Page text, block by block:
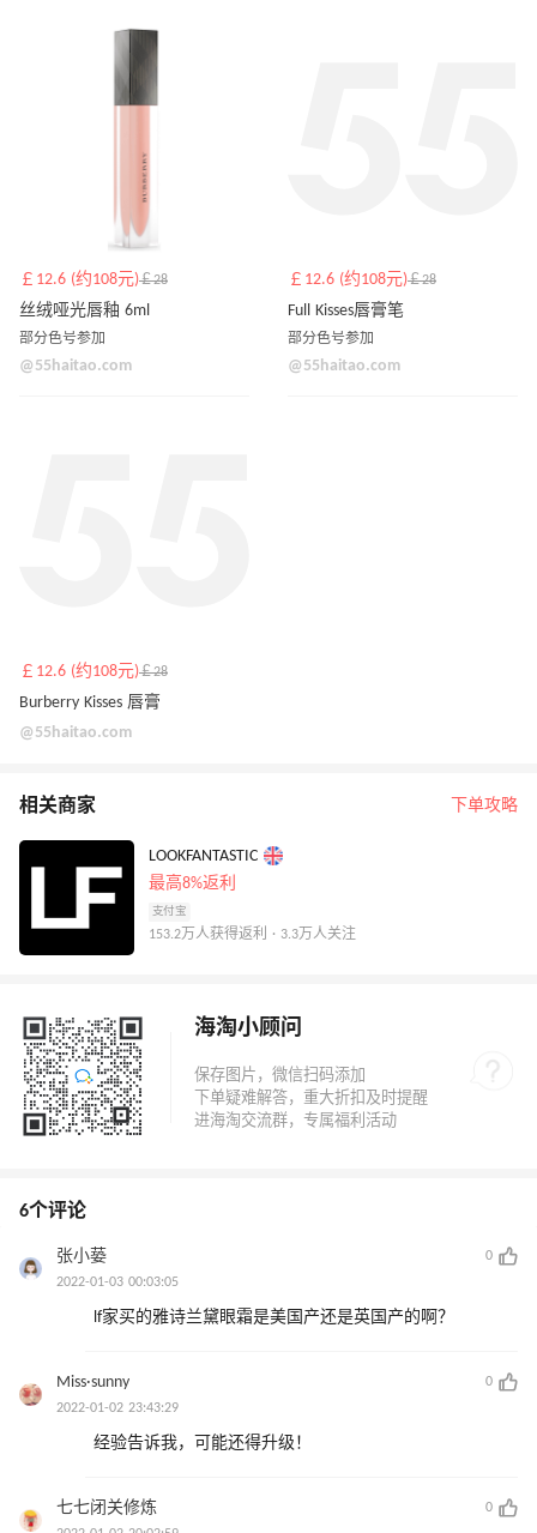
￡12.6 (约108元)￡28
丝绒哑光唇釉 6ml
部分色号参加
@55haitao.com
￡12.6 (约108元)￡28
Full Kisses唇膏笔
部分色号参加
@55haitao.com
￡12.6 (约108元)￡28
Burberry Kisses 唇膏
@55haitao.com
相关商家 下单攻略
LOOKFANTASTIC
最高8%返利
支付宝
153.2万人获得返利 · 3.3万人关注
海淘小顾问
6个评论
张小蒆
0
2022-01-03 00:03:05
lf家买的雅诗兰黛眼霜是美国产还是英国产的啊？
Miss·sunny
0
2022-01-02 23:43:29
经验告诉我，可能还得升级！
七七闭关修炼
0